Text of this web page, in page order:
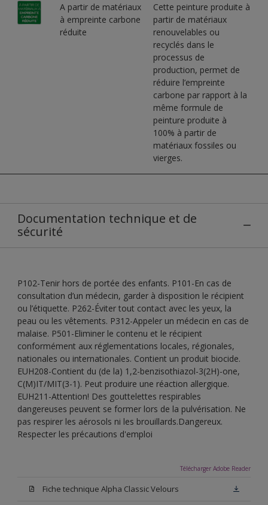
A partir de matériaux
à empreinte carbone
réduite
Cette peinture produite à
partir de matériaux
renouvelables ou
recyclés dans le
processus de
production, permet de
réduire l’empreinte
carbone par rapport à la
même formule de
peinture produite à
100% à partir de
matériaux fossiles ou
vierges.
Documentation technique et de
sécurité
P102-Tenir hors de portée des enfants. P101-En cas de
consultation d’un médecin, garder à disposition le récipient
ou l’étiquette. P262-Éviter tout contact avec les yeux, la
peau ou les vêtements. P312-Appeler un médecin en cas de
malaise. P501-Eliminer le contenu et le récipient
conformément aux réglementations locales, régionales,
nationales ou internationales. Contient un produit biocide.
EUH208-Contient du (de la) 1,2-benzisothiazol-3(2H)-one,
C(M)IT/MIT(3-1). Peut produire une réaction allergique.
EUH211-Attention! Des gouttelettes respirables
dangereuses peuvent se former lors de la pulvérisation. Ne
pas respirer les aérosols ni les brouillards.Dangereux.
Respecter les précautions d'emploi
Télécharger Adobe Reader
Fiche technique Alpha Classic Velours